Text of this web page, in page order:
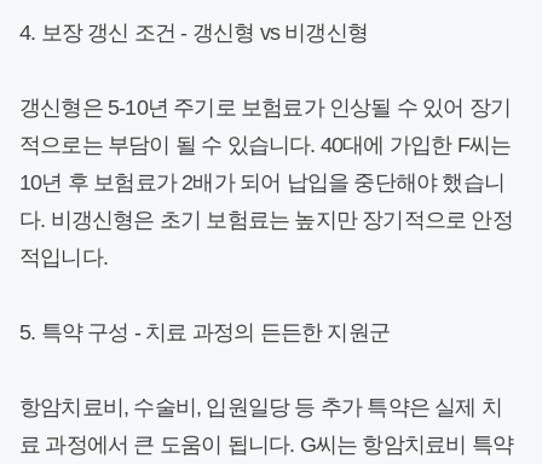
4. 보장 갱신 조건 - 갱신형 vs 비갱신형
갱신형은 5-10년 주기로 보험료가 인상될 수 있어 장기
적으로는 부담이 될 수 있습니다. 40대에 가입한 F씨는
10년 후 보험료가 2배가 되어 납입을 중단해야 했습니
다. 비갱신형은 초기 보험료는 높지만 장기적으로 안정
적입니다.
5. 특약 구성 - 치료 과정의 든든한 지원군
항암치료비, 수술비, 입원일당 등 추가 특약은 실제 치
료 과정에서 큰 도움이 됩니다. G씨는 항암치료비 특약